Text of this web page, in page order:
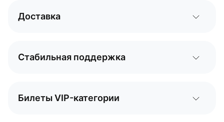
Доставка
Стабильная поддержка
Билеты VIP-категории